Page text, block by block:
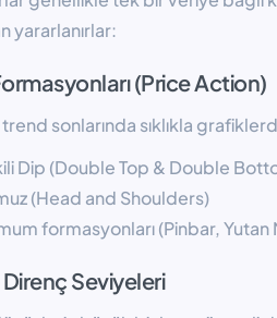
yararlanırlar:
(Price Action)
trend sonlarında sıklıkla
Dip (Double Top & Double
(Head and Shoulders)
formasyonları (Pinbar, Yutan
Seviyeleri